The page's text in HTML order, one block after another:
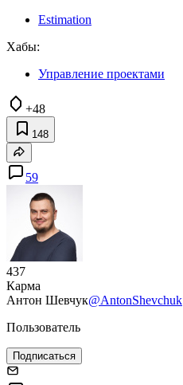
Estimation
Хабы:
Управление проектами
+48
148
59
437
Карма
Антон Шевчук@AntonShevchuk
Пользователь
Подписаться